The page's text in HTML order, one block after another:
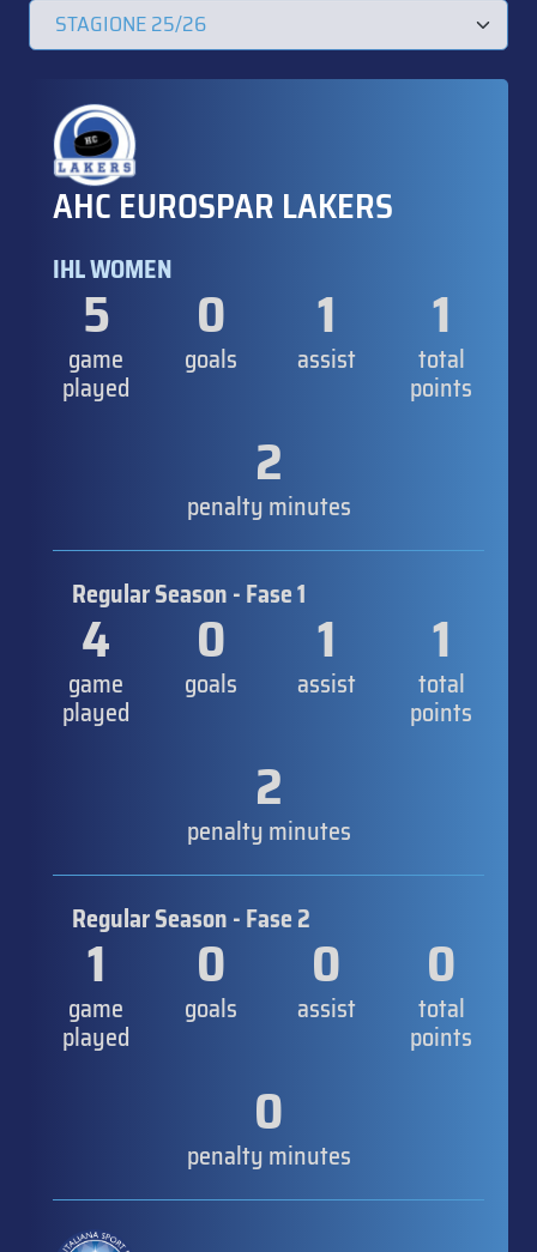
AHC EUROSPAR LAKERS
IHL WOMEN
5
game
played
0
goals
1
assist
1
total
points
2
penalty minutes
Regular Season - Fase 1
4
game
played
0
goals
1
assist
1
total
points
2
penalty minutes
Regular Season - Fase 2
1
game
played
0
goals
0
assist
0
total
points
0
penalty minutes